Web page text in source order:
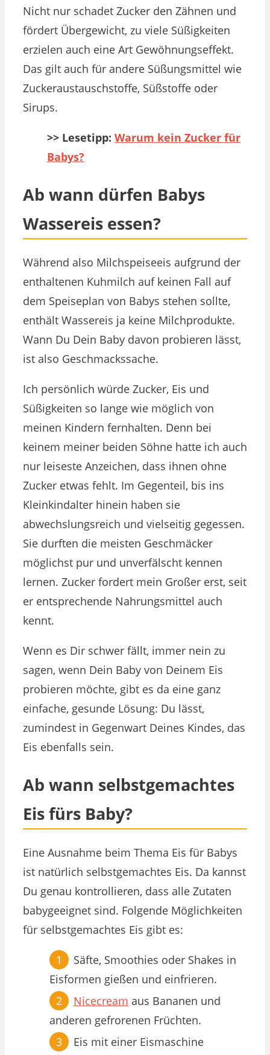
Nicht nur schadet Zucker den Zähnen und
fördert Übergewicht, zu viele Süßigkeiten
erzielen auch eine Art Gewöhnungseffekt.
Das gilt auch für andere Süßungsmittel wie
Zuckeraustauschstoffe, Süßstoffe oder
Sirups.
>> Lesetipp: Warum kein Zucker für
Babys?
Ab wann dürfen Babys
Wassereis essen?
Während also Milchspeiseeis aufgrund der
enthaltenen Kuhmilch auf keinen Fall auf
dem Speiseplan von Babys stehen sollte,
enthält Wassereis ja keine Milchprodukte.
Wann Du Dein Baby davon probieren lässt,
ist also Geschmackssache.
Ich persönlich würde Zucker, Eis und
Süßigkeiten so lange wie möglich von
meinen Kindern fernhalten. Denn bei
keinem meiner beiden Söhne hatte ich auch
nur leiseste Anzeichen, dass ihnen ohne
Zucker etwas fehlt. Im Gegenteil, bis ins
Kleinkindalter hinein haben sie
abwechslungsreich und vielseitig gegessen.
Sie durften die meisten Geschmäcker
möglichst pur und unverfälscht kennen
lernen. Zucker fordert mein Großer erst, seit
er entsprechende Nahrungsmittel auch
kennt.
Wenn es Dir schwer fällt, immer nein zu
sagen, wenn Dein Baby von Deinem Eis
probieren möchte, gibt es da eine ganz
einfache, gesunde Lösung: Du lässt,
zumindest in Gegenwart Deines Kindes, das
Eis ebenfalls sein.
Ab wann selbstgemachtes
Eis fürs Baby?
Eine Ausnahme beim Thema Eis für Babys
ist natürlich selbstgemachtes Eis. Da kannst
Du genau kontrollieren, dass alle Zutaten
babygeeignet sind. Folgende Möglichkeiten
für selbstgemachtes Eis gibt es:
Säfte, Smoothies oder Shakes in
Eisformen gießen und einfrieren.
Nicecream aus Bananen und
anderen gefrorenen Früchten.
Eis mit einer Eismaschine